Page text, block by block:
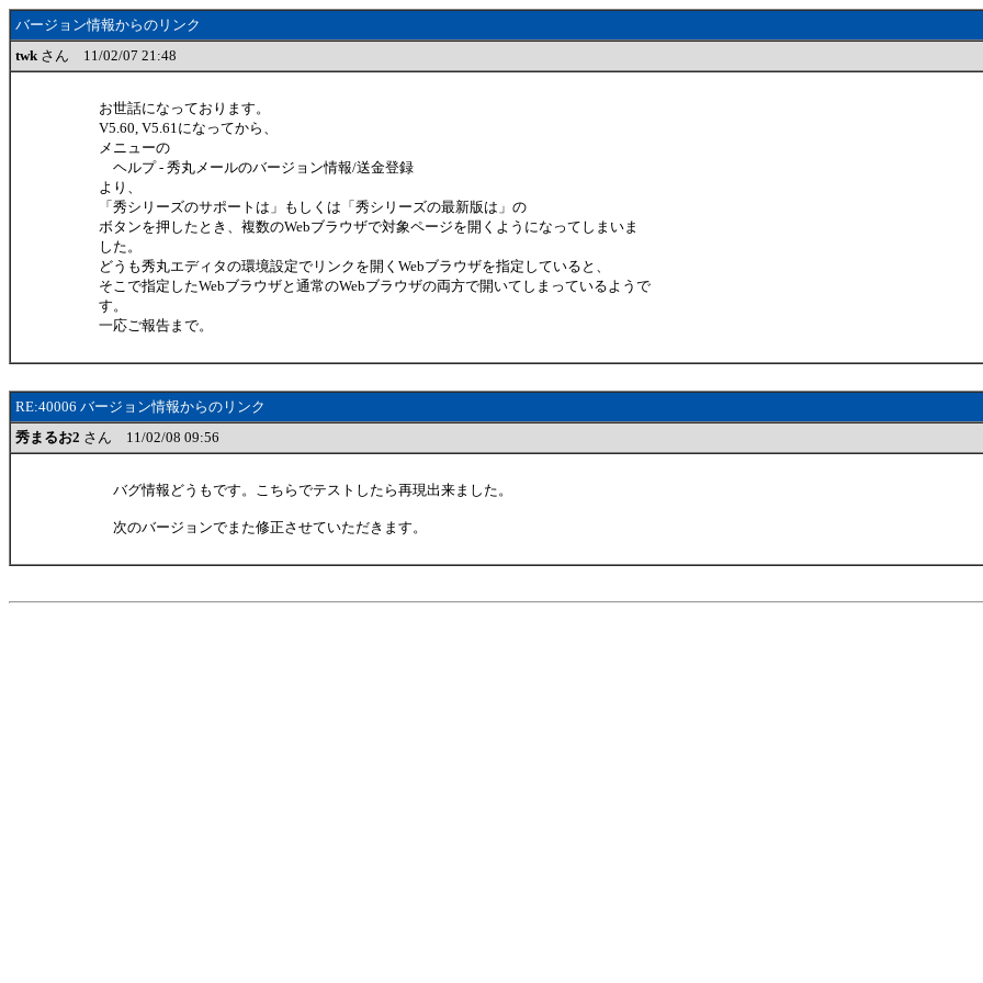
バージョン情報からのリンク
twk さん 11/02/07 21:48
お世話になっております。
V5.60, V5.61になってから、
メニューの
ヘルプ - 秀丸メールのバージョン情報/送金登録
より、
「秀シリーズのサポートは」もしくは「秀シリーズの最新版は」の
ボタンを押したとき、複数のWebブラウザで対象ページを開くようになってしまいま
した。
どうも秀丸エディタの環境設定でリンクを開くWebブラウザを指定していると、
そこで指定したWebブラウザと通常のWebブラウザの両方で開いてしまっているようで
す。
一応ご報告まで。
RE:40006 バージョン情報からのリンク
秀まるお2 さん 11/02/08 09:56
バグ情報どうもです。こちらでテストしたら再現出来ました。
次のバージョンでまた修正させていただきます。